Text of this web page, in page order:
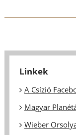
Linkek
A Csízió
Magyar
Wieber